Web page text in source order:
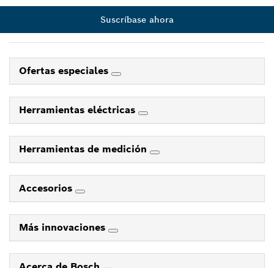
Suscríbase ahora
Ofertas especiales
Herramientas eléctricas
Herramientas de medición
Accesorios
Más innovaciones